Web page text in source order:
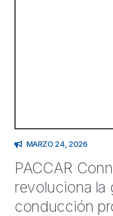
MARZO 24, 2026
PACCAR
revoluciona la
conducción